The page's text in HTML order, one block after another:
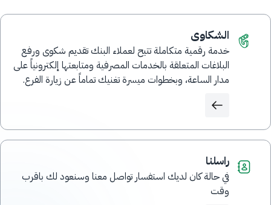
الشكاوى
خدمة رقمية متكاملة تتيح لعملاء البنك تقديم شكوى ورفع
البلاغات المتعلقة بالخدمات المصرفية ومتابعتها إلكترونياً على
مدار الساعة، وبخطوات ميسرة تغنيك تماماً عن زيارة الفرع.
راسلنا
في حالة كان لديك استفسار تواصل معنا وسنعود لك باقرب
وقت